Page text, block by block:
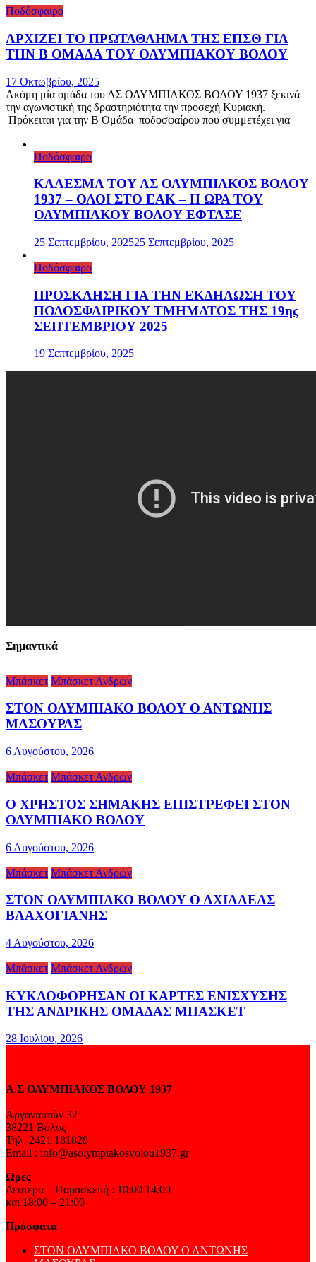
Ποδόσφαιρο
ΑΡΧΙΖΕΙ ΤΟ ΠΡΩΤΑΘΛΗΜΑ ΤΗΣ ΕΠΣΘ ΓΙΑ
ΤΗΝ Β ΟΜΑΔΑ ΤΟΥ ΟΛΥΜΠΙΑΚΟΥ ΒΟΛΟΥ
17 Οκτωβρίου, 2025
Ακόμη μία ομάδα του ΑΣ ΟΛΥΜΠΙΑΚΟΣ ΒΟΛΟΥ 1937 ξεκινά
την αγωνιστική της δραστηριότητα την προσεχή Κυριακή.
Πρόκειται για την Β Ομάδα ποδοσφαίρου που συμμετέχει για
Ποδόσφαιρο
ΚΑΛΕΣΜΑ ΤΟΥ ΑΣ ΟΛΥΜΠΙΑΚΟΣ ΒΟΛΟΥ
1937 – ΟΛΟΙ ΣΤΟ ΕΑΚ – Η ΩΡΑ ΤΟΥ
ΟΛΥΜΠΙΑΚΟΥ ΒΟΛΟΥ ΕΦΤΑΣΕ
25 Σεπτεμβρίου, 202525 Σεπτεμβρίου, 2025
Ποδόσφαιρο
ΠΡΟΣΚΛΗΣΗ ΓΙΑ ΤΗΝ ΕΚΔΗΛΩΣΗ ΤΟΥ
ΠΟΔΟΣΦΑΙΡΙΚΟΥ ΤΜΗΜΑΤΟΣ ΤΗΣ 19ης
ΣΕΠΤΕΜΒΡΙΟΥ 2025
19 Σεπτεμβρίου, 2025
Σημαντικά
Μπάσκετ Μπάσκετ Ανδρών
ΣΤΟΝ ΟΛΥΜΠΙΑΚΟ ΒΟΛΟΥ Ο ΑΝΤΩΝΗΣ
ΜΑΣΟΥΡΑΣ
6 Αυγούστου, 2026
Μπάσκετ Μπάσκετ Ανδρών
Ο ΧΡΗΣΤΟΣ ΣΗΜΑΚΗΣ ΕΠΙΣΤΡΕΦΕΙ ΣΤΟΝ
ΟΛΥΜΠΙΑΚΟ ΒΟΛΟΥ
6 Αυγούστου, 2026
Μπάσκετ Μπάσκετ Ανδρών
ΣΤΟΝ ΟΛΥΜΠΙΑΚΟ ΒΟΛΟΥ Ο ΑΧΙΛΛΕΑΣ
ΒΛΑΧΟΓΙΑΝΗΣ
4 Αυγούστου, 2026
Μπάσκετ Μπάσκετ Ανδρών
ΚΥΚΛΟΦΟΡΗΣΑΝ ΟΙ ΚΑΡΤΕΣ ΕΝΙΣΧΥΣΗΣ
ΤΗΣ ΑΝΔΡΙΚΗΣ ΟΜΑΔΑΣ ΜΠΑΣΚΕΤ
28 Ιουλίου, 2026
Α.Σ ΟΛΥΜΠΙΑΚΟΣ ΒΟΛΟΥ 1937
Αργοναυτών 32
38221 Βόλος
Τηλ. 2421 181828
Email : info@asolympiakosvolou1937.gr
Ώρες
Δευτέρα – Παρασκευή : 10:00 14:00
και 18:00 – 21:00
Πρόσφατα
ΣΤΟΝ ΟΛΥΜΠΙΑΚΟ ΒΟΛΟΥ Ο ΑΝΤΩΝΗΣ